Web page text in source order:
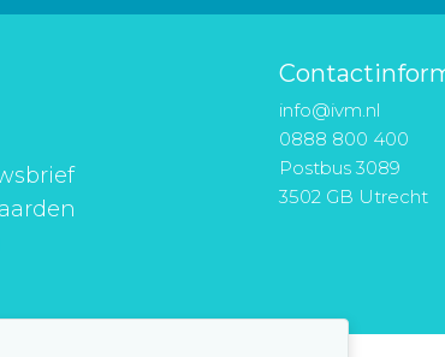
info@ivm.nl
0888 800 400
Postbus 3089
3502 GB Utrecht